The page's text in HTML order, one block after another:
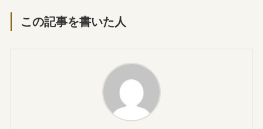
この記事を書いた人